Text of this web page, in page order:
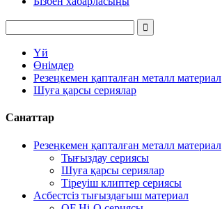
Үй
Өнімдер
Резеңкемен қапталған металл материал
Шуға қарсы сериялар
Санаттар
Резеңкемен қапталған металл материал
Тығыздау сериясы
Шуға қарсы сериялар
Тіреуіш клиптер сериясы
Асбестсіз тығыздағыш материал